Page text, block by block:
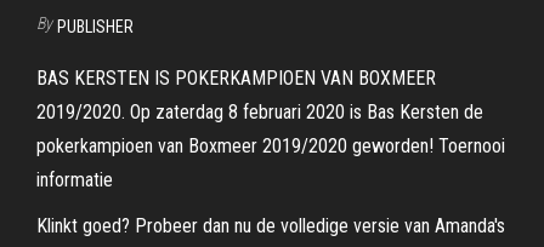
By PUBLISHER
BAS KERSTEN IS POKERKAMPIOEN VAN BOXMEER
2019/2020. Op zaterdag 8 februari 2020 is Bas Kersten de
pokerkampioen van Boxmeer 2019/2020 geworden! Toernooi
informatie
Klinkt goed? Probeer dan nu de volledige versie van Amanda's